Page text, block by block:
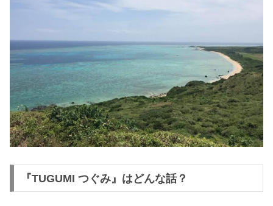
『TUGUMI つぐみ』はどんな話？